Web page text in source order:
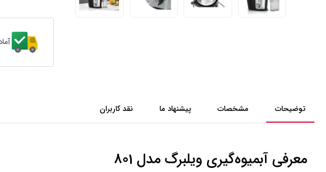
توضیحات مشخصات پیشنهاد ما نقد کاربران
معرفی آبمیوه‌گیری ویلبرگ مدل 801